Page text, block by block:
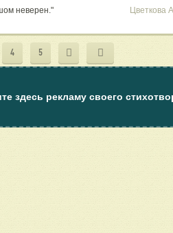
неверен." Цветкова
4 5
здесь рекламу своего